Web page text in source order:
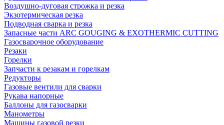
Воздушно-дуговая строжка и резка
Экзотермическая резка
Подводная сварка и резка
Запасные части ARC GOUGING & EXOTHERMIC CUTTING
Газосварочное оборудование
Резаки
Горелки
Запчасти к резакам и горелкам
Редукторы
Газовые вентили для сварки
Рукава напорные
Баллоны для газосварки
Манометры
Машины газовой резки